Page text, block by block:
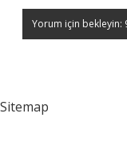
Sitemap